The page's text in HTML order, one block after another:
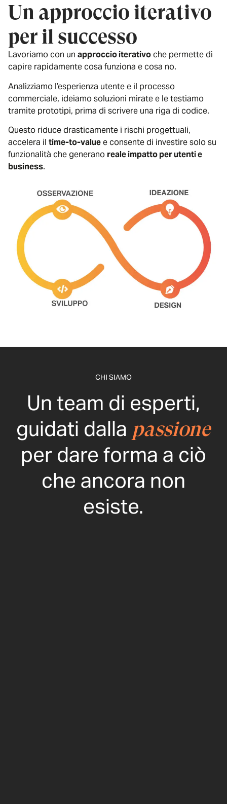
Un approccio iterativo
per il successo
Lavoriamo con un approccio iterativoche permette di
capire rapidamente cosa funziona e cosa no.
Analizziamo l’esperienza utente e il processo
commerciale, ideiamo soluzioni mirate e le testiamo
tramite prototipi, prima di scrivere una riga di codice.
Questo riduce drasticamente i rischi progettuali,
accelera il time-to-valuee consente di investire solo su
funzionalità che generano reale impatto per utenti e
business.
CHI SIAMO
Un team di esperti,
guidati dalla passione
per dare forma a ciò
che ancora non
esiste.